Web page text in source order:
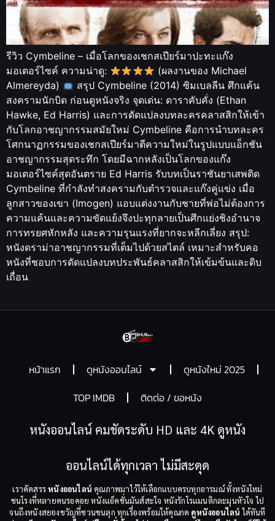
รีวิว Cymbeline – เมื่อโลกของเชกสเปียร์มาปะทะแก๊ง
มอเตอร์ไซค์ ความน่าดู:
(ผลงานของ Michael
Almereyda)
สรุป Cymbeline (2014) ซิมเบลลีน ศึกแค้น
สงครามนักบิด ก่อนดูหนังจริง จุดเด่น: ดาราคับคั่ง (Ethan
Hawke, Ed Harris) และการดัดแปลงบทละครคลาสสิกให้เข้า
กับโลกอาชญากรรมสมัยใหม่ Cymbeline คือการนำบทละคร
โศกนาฏกรรมของเชกสเปียร์มาตีความใหม่ในรูปแบบแอ็กชัน
อาชญากรรมสุดระทึก โดยมีฉากหลังเป็นโลกของแก๊ง
มอเตอร์ไซค์สุดอันตราย Ed Harris รับบทเป็นราชันยาเสพติด
Cymbeline ที่กำลังทำสงครามกับตำรวจและแก๊งคู่แข่ง เมื่อ
ลูกสาวของเขา (Imogen) แอบแต่งงานกับชายที่พ่อไม่ต้องการ
ความแค้นและความขัดแย้งจึงปะทุกลายเป็นศึกแย่งชิงอำนาจ
การทรยศหักหลัง และความรุนแรงที่ยากจะหลีกเลี่ยง สรุป:
หนังดราม่าอาชญากรรมที่เต็มไปด้วยสไตล์ เหมาะสำหรับคอ
หนังที่ชอบการดัดแปลงบทประพันธ์คลาสสิกให้เข้มข้นและดิบ
เถื่อน
หน้าแรก ดูหนังออนไลน์
ดูหนังใหม่ 2025
TOP IMDB
ติดต่อ / ขอหนัง
หนังออนไลน์ คมชัดระดับ HD และ 4K ดูหนัง
ออนไลน์ได้ทุกเวลา ไม่มีสะดุด
เราคัดสรรหนังออนไลน์ คุณภาพมาไว้ให้เลือกแบบครบทุกอารมณ์ ทั้งหนังใหม่
ชนโรงที่หลายคนรอคอย หนังแอ็คชั่นมันส์สะใจ หนังรักโรแมนติกละมุนหัวใจ ไป
จนถึงหนังสยองขวัญที่ชวนขนลุก ทุกเรื่องพร้อมให้คุณกด ดูหนังออนไลน์ ได้ทันที